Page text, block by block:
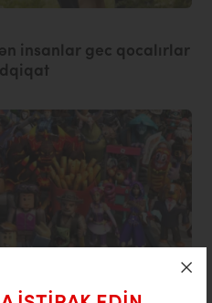
insanlar gec qocalırlar